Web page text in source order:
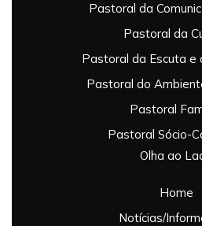
Pastoral da
Pastoral da
Pastoral da Escuta e
Pastoral do
Pastoral
Pastoral Sócio-
Olha ao
Home
Notícias/